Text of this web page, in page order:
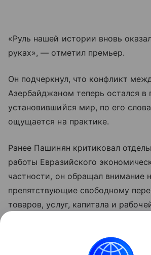
«Руль нашей истории вновь
руках», — отметил премьер.
Он подчеркнул, что конфликт
Азербайджаном теперь остался
установившийся мир, по его
ощущается на практике.
Ранее Пашинян критиковал
работы Евразийского
частности, он обращал внимание
препятствующие свободному
товаров, услуг, капитала и
для бизнеса и эффективность